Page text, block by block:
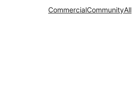
All
Community
Commercial